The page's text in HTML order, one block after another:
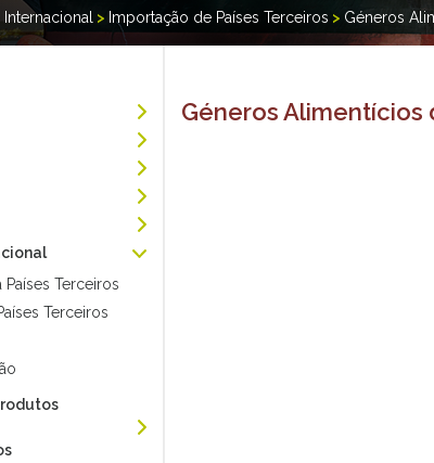
> Importação de Países Terceiros > Géneros
Países Terceiros
Terceiros
Géneros Alimentícios